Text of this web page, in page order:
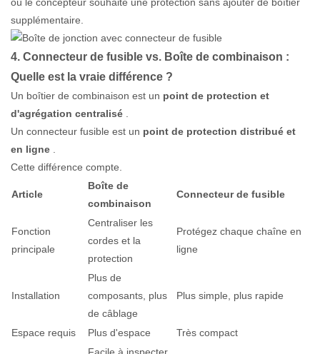
où le concepteur souhaite une protection sans ajouter de boîtier
supplémentaire.
4. Connecteur de fusible vs. Boîte de combinaison :
Quelle est la vraie différence ?
Un boîtier de combinaison est un point de protection et
d'agrégation centralisé .
Un connecteur fusible est un point de protection distribué et
en ligne .
Cette différence compte.
Article
Boîte de
combinaison
Connecteur de fusible
Fonction
principale
Centraliser les
cordes et la
protection
Protégez chaque chaîne en
ligne
Installation
Plus de
composants, plus
de câblage
Plus simple, plus rapide
Espace requis Plus d'espace Très compact